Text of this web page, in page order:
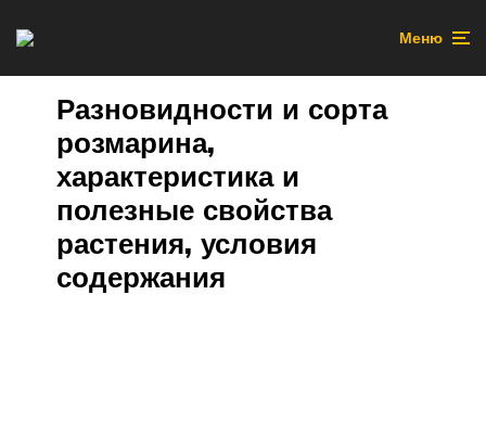
Меню
Разновидности и сорта
розмарина,
характеристика и
полезные свойства
растения, условия
содержания